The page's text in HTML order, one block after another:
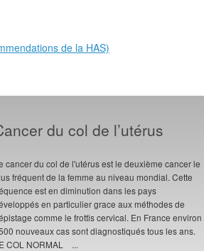
de la HAS)
du col de l’utérus
cancer du col de l'utérus est le deuxième cancer le
fréquent de la femme au niveau mondial. Cette
est en diminution dans les pays
en particulier grace aux méthodes de
comme le frottis cervical. En France environ
nouveaux cas sont diagnostiqués tous les ans.
COL NORMAL ...